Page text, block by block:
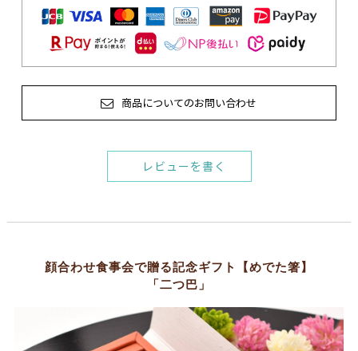
商品についてのお問い合わせ
レビューを書く
顔合わせ食事会で贈る記念ギフト【めでた箸】
「二つ巴」